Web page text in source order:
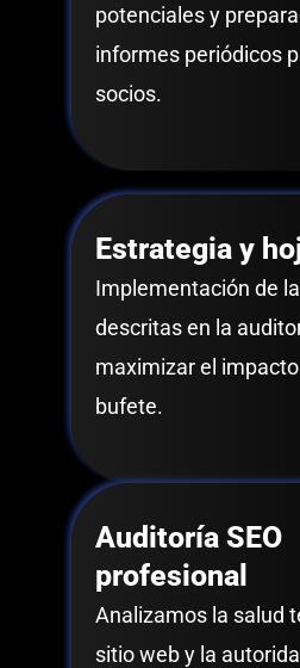
potenciales y
informes periódicos
socios.
Estrategia y
Implementación de
descritas en la
maximizar el
bufete.
Auditoría SEO
profesional
Analizamos la salud
sitio web y la